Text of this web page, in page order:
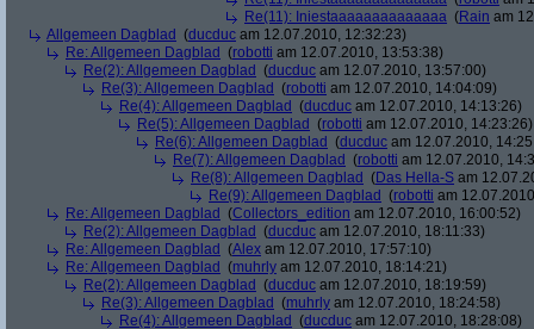
Re(11): Iniestaaaaaaaaaaaaaa (Rain am
Allgemeen Dagblad (ducduc am 12.07.2010, 12:32:23)
Re: Allgemeen Dagblad (robotti am 12.07.2010, 13:53:38)
Re(2): Allgemeen Dagblad (ducduc am 12.07.2010, 13:57:00)
Re(3): Allgemeen Dagblad (robotti am 12.07.2010, 14:04:09)
Re(4): Allgemeen Dagblad (ducduc am 12.07.2010, 14:13:26)
Re(5): Allgemeen Dagblad (robotti am 12.07.2010, 14:23:26)
Re(6): Allgemeen Dagblad (ducduc am 12.07.2010,
Re(7): Allgemeen Dagblad (robotti am 12.07.2010,
Re(8): Allgemeen Dagblad (Das Hella-S am
Re(9): Allgemeen Dagblad (robotti am
Re: Allgemeen Dagblad (Collectors_edition am 12.07.2010, 16:00:52)
Re(2): Allgemeen Dagblad (ducduc am 12.07.2010, 18:11:33)
Re: Allgemeen Dagblad (Alex am 12.07.2010, 17:57:10)
Re: Allgemeen Dagblad (muhrly am 12.07.2010, 18:14:21)
Re(2): Allgemeen Dagblad (ducduc am 12.07.2010, 18:19:59)
Re(3): Allgemeen Dagblad (muhrly am 12.07.2010, 18:24:58)
Re(4): Allgemeen Dagblad (ducduc am 12.07.2010, 18:28:08)